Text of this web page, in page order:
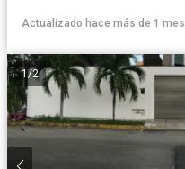
Actualizado hace más de 1 mes
1 /2